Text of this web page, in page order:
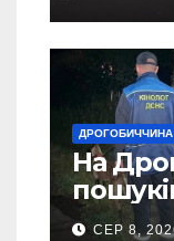
ДРОГОБИЧЧИНА
На
СЕР 8,